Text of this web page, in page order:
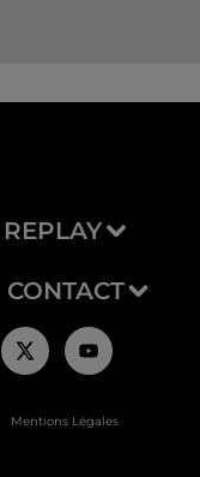
REPLAY
CONTACT
Mentions Légales